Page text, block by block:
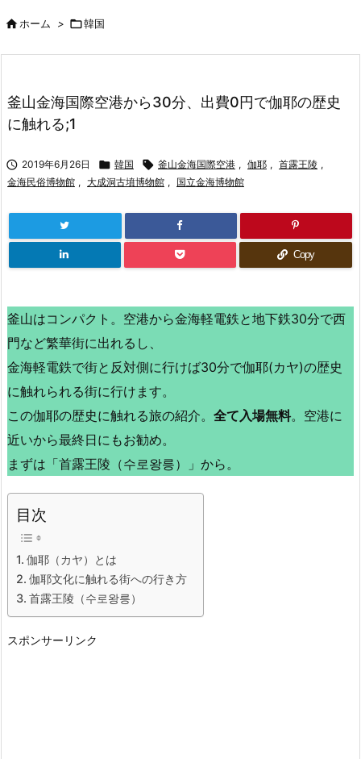
ホーム > 韓国
釜山金海国際空港から30分、出費0円で伽耶の歴史
に触れる;1
 2019年6月26日  韓国  釜山金海国際空港 , 伽耶 , 首露王陵 ,
金海民俗博物館 , 大成洞古墳博物館 , 国立金海博物館
Copy
釜山はコンパクト。空港から金海軽電鉄と地下鉄30分で西
門など繁華街に出れるし、
金海軽電鉄で街と反対側に行けば30分で伽耶(カヤ)の歴史
に触れられる街に行けます。
この伽耶の歴史に触れる旅の紹介。 全て入場無料。空港に
近いから最終日にもお勧め。
まずは「首露王陵（수로왕릉）」から。
目次
伽耶（カヤ）とは
伽耶文化に触れる街への行き方
首露王陵（수로왕릉）
スポンサーリンク